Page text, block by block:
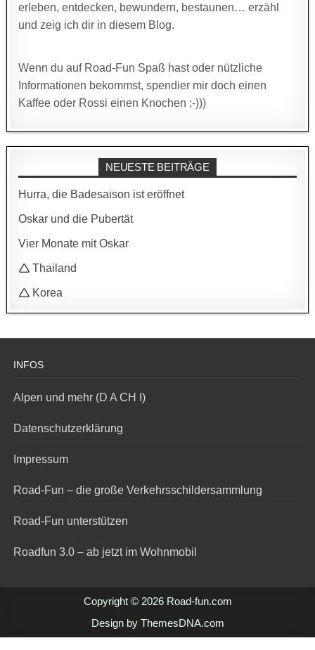
erleben, entdecken, bewundern, bestaunen… erzähl
und zeig ich dir in diesem Blog.
Wenn du auf Road-Fun Spaß hast oder nützliche
Informationen bekommst, spendier mir doch einen
Kaffee oder Rossi einen Knochen ;-)))
NEUESTE BEITRÄGE
Hurra, die Badesaison ist eröffnet
Oskar und die Pubertät
Vier Monate mit Oskar
🛆 Thailand
🛆 Korea
INFOS
Alpen und mehr (D A CH I)
Datenschutzerklärung
Impressum
Road-Fun – die große Verkehrsschildersammlung
Road-Fun unterstützen
Roadfun 3.0 – ab jetzt im Wohnmobil
Copyright © 2026 Road-fun.com
Design by ThemesDNA.com